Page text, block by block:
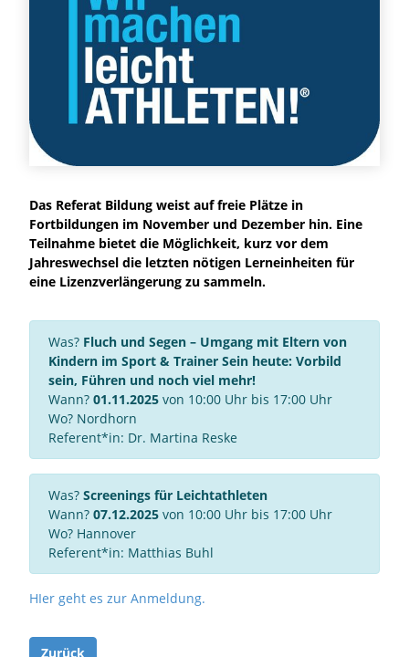
Das Referat Bildung weist auf freie Plätze in
Fortbildungen im November und Dezember hin. Eine
Teilnahme bietet die Möglichkeit, kurz vor dem
Jahreswechsel die letzten nötigen Lerneinheiten für
eine Lizenzverlängerung zu sammeln.
Was? Fluch und Segen – Umgang mit Eltern von
Kindern im Sport & Trainer Sein heute: Vorbild
sein, Führen und noch viel mehr!
Wann? 01.11.2025 von 10:00 Uhr bis 17:00 Uhr
Wo? Nordhorn
Referent*in: Dr. Martina Reske
Was? Screenings für Leichtathleten
Wann? 07.12.2025 von 10:00 Uhr bis 17:00 Uhr
Wo? Hannover
Referent*in: Matthias Buhl
HIer geht es zur Anmeldung.
Zurück